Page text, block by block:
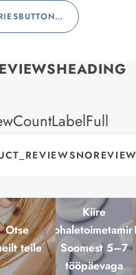
PRODUCT_SERIESBUTTONLABEL
Otse
teile
Kiire
Soomest 5–7
tööpäevaga